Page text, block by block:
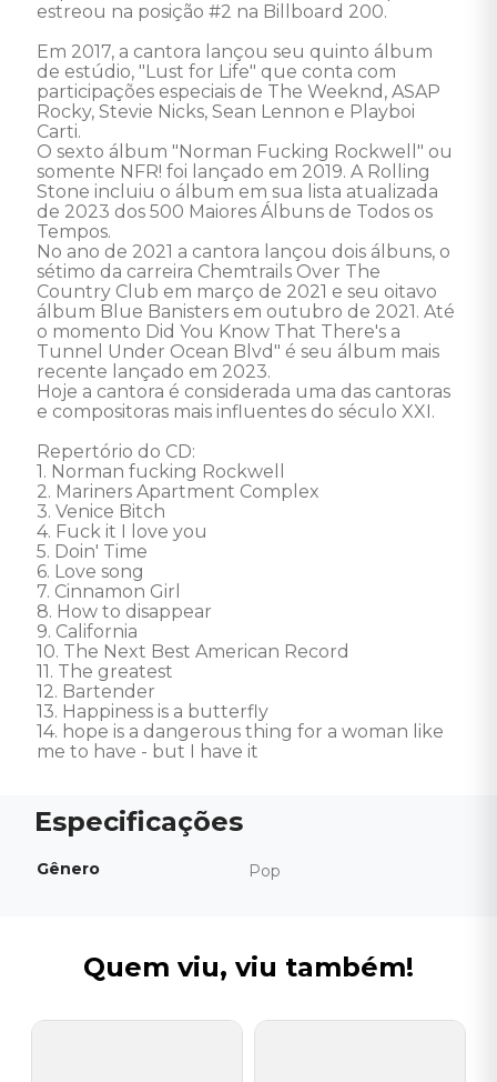
estreou na posição #2 na Billboard 200.
Em 2017, a cantora lançou seu quinto álbum
de estúdio, "Lust for Life" que conta com
participações especiais de The Weeknd, ASAP
Rocky, Stevie Nicks, Sean Lennon e Playboi
Carti.
O sexto álbum "Norman Fucking Rockwell" ou
somente NFR! foi lançado em 2019. A Rolling
Stone incluiu o álbum em sua lista atualizada
de 2023 dos 500 Maiores Álbuns de Todos os
Tempos.
No ano de 2021 a cantora lançou dois álbuns, o
sétimo da carreira Chemtrails Over The
Country Club em março de 2021 e seu oitavo
álbum Blue Banisters em outubro de 2021. Até
o momento Did You Know That There's a
Tunnel Under Ocean Blvd" é seu álbum mais
recente lançado em 2023.
Hoje a cantora é considerada uma das cantoras
e compositoras mais influentes do século XXI.
Repertório do CD:
1. Norman fucking Rockwell
2. Mariners Apartment Complex
3. Venice Bitch
4. Fuck it I love you
5. Doin' Time
6. Love song
7. Cinnamon Girl
8. How to disappear
9. California
10. The Next Best American Record
11. The greatest
12. Bartender
13. Happiness is a butterfly
14. hope is a dangerous thing for a woman like
me to have - but I have it
Gênero Pop
Quem viu, viu também!